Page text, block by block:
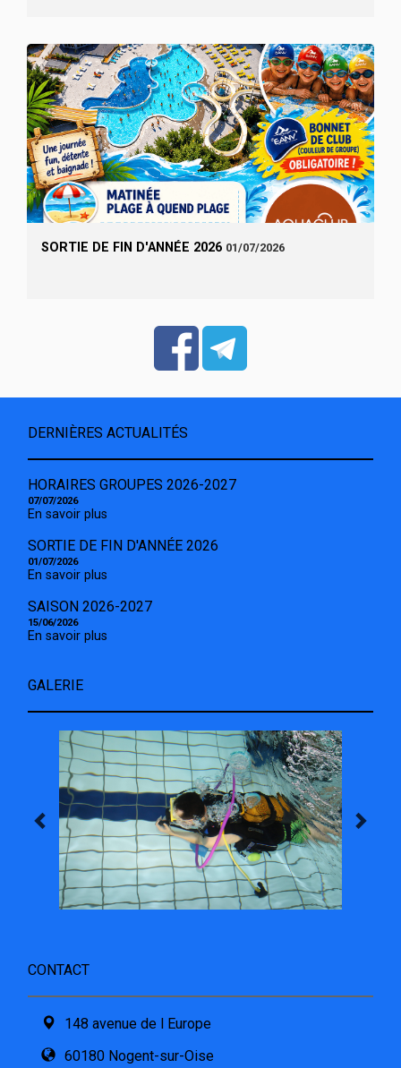
SORTIE DE FIN D'ANNÉE 2026 01/07/2026
DERNIÈRES ACTUALITÉS
HORAIRES GROUPES 2026-2027
07/07/2026
En savoir plus
SORTIE DE FIN D'ANNÉE 2026
01/07/2026
En savoir plus
SAISON 2026-2027
15/06/2026
En savoir plus
GALERIE
CONTACT
148 avenue de l Europe
60180 Nogent-sur-Oise